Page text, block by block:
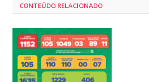
CONTEÚDO RELACIONADO